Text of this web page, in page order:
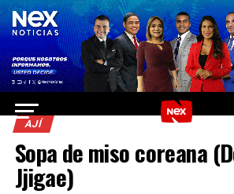
AJÍ
Sopa de miso coreana
Jjigae)